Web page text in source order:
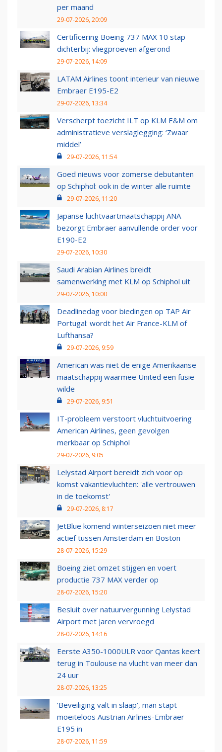
per maand
29-07-2026, 20:09
Certificering Boeing 737 MAX 10 stap
dichterbij: vliegproeven afgerond
29-07-2026, 14:09
LATAM Airlines toont interieur van nieuwe
Embraer E195-E2
29-07-2026, 13:34
Verscherpt toezicht ILT op KLM E&M om
administratieve verslaglegging: ‘Zwaar
middel’
29-07-2026, 11:54
Goed nieuws voor zomerse debutanten
op Schiphol: ook in de winter alle ruimte
29-07-2026, 11:20
Japanse luchtvaartmaatschappij ANA
bezorgt Embraer aanvullende order voor
E190-E2
29-07-2026, 10:30
Saudi Arabian Airlines breidt
samenwerking met KLM op Schiphol uit
29-07-2026, 10:00
Deadlinedag voor biedingen op TAP Air
Portugal: wordt het Air France-KLM of
Lufthansa?
29-07-2026, 9:59
American was niet de enige Amerikaanse
maatschappij waarmee United een fusie
wilde
29-07-2026, 9:51
IT-probleem verstoort vluchtuitvoering
American Airlines, geen gevolgen
merkbaar op Schiphol
29-07-2026, 9:05
Lelystad Airport bereidt zich voor op
komst vakantievluchten: 'alle vertrouwen
in de toekomst'
29-07-2026, 8:17
JetBlue komend winterseizoen niet meer
actief tussen Amsterdam en Boston
28-07-2026, 15:29
Boeing ziet omzet stijgen en voert
productie 737 MAX verder op
28-07-2026, 15:20
Besluit over natuurvergunning Lelystad
Airport met jaren vervroegd
28-07-2026, 14:16
Eerste A350-1000ULR voor Qantas keert
terug in Toulouse na vlucht van meer dan
24 uur
28-07-2026, 13:25
‘Beveiliging valt in slaap’, man stapt
moeiteloos Austrian Airlines-Embraer
E195 in
28-07-2026, 11:59